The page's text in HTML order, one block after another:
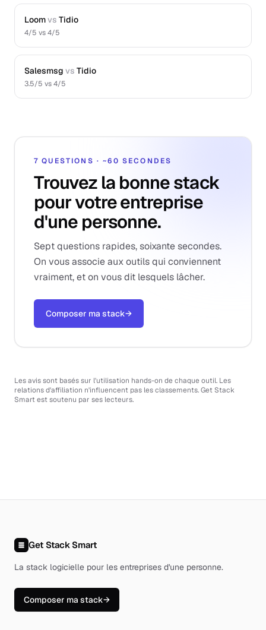
Loomvs Tidio
4/5 vs4/5
Salesmsg vs Tidio
3.5/5 vs4/5
7 QUESTIONS · ~60 SECONDES
Trouvez la bonne stack
pour votre entreprise
d'une personne.
Sept questions rapides, soixante secondes.
On vous associe aux outils qui conviennent
vraiment, et on vous dit lesquels lâcher.
Composer ma stack→
Les avis sont basés sur l'utilisation hands-on de chaque outil. Les
relations d'affiliation n'influencent pas les classements. Get Stack
Smart est soutenu par ses lecteurs.
Get Stack Smart
La stack logicielle pour les entreprises d'une personne.
Composer ma stack→